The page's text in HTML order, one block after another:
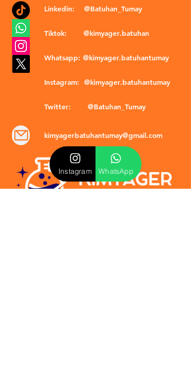
Linkedin: @Batuhan_Tumay
Tiktok: @kimyager.batuhan
Whatsapp: @kimyager.batuhantumay
Instagram: @kimyager.batuhantumay
Twitter: @Batuhan_Tumay
kimyagerbatuhantumay@gmail.com
Instagram WhatsApp